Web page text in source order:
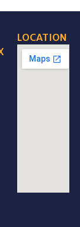
LOCATION